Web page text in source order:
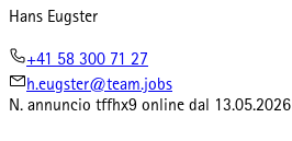
Hans Eugster
+41 58 300 71 27
h.eugster@team.jobs
N. annuncio tffhx9 online dal 13.05.2026